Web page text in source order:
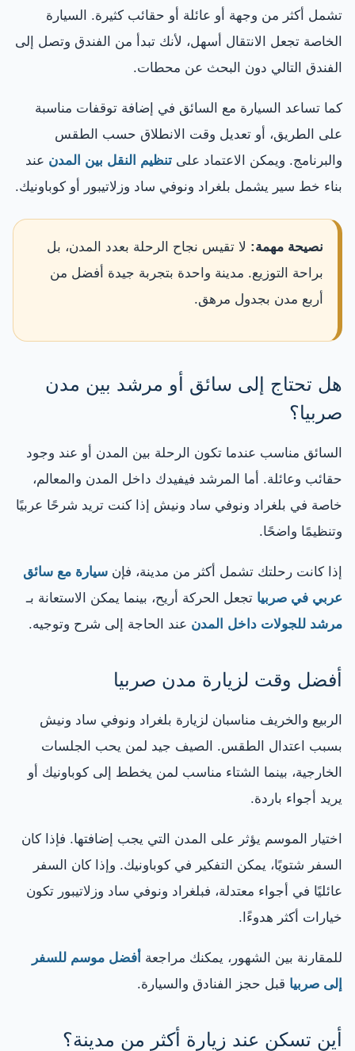
تشمل أكثر من وجهة أو عائلة أو حقائب كثيرة. السيارة
الخاصة تجعل الانتقال أسهل، لأنك تبدأ من الفندق وتصل إلى
الفندق التالي دون البحث عن محطات.
كما تساعد السيارة مع السائق في إضافة توقفات مناسبة
على الطريق، أو تعديل وقت الانطلاق حسب الطقس
والبرنامج. ويمكن الاعتماد على تنظيم النقل بين المدن عند
بناء خط سير يشمل بلغراد ونوفي ساد وزلاتيبور أو كوباونيك.
نصيحة مهمة: لا تقيس نجاح الرحلة بعدد المدن، بل
براحة التوزيع. مدينة واحدة بتجربة جيدة أفضل من
أربع مدن بجدول مرهق.
هل تحتاج إلى سائق أو مرشد بين مدن
صربيا؟
السائق مناسب عندما تكون الرحلة بين المدن أو عند وجود
حقائب وعائلة. أما المرشد فيفيدك داخل المدن والمعالم،
خاصة في بلغراد ونوفي ساد ونيش إذا كنت تريد شرحًا عربيًا
وتنظيمًا واضحًا.
إذا كانت رحلتك تشمل أكثر من مدينة، فإن سيارة مع سائق
عربي في صربيا تجعل الحركة أريح، بينما يمكن الاستعانة بـ
مرشد للجولات داخل المدن عند الحاجة إلى شرح وتوجيه.
أفضل وقت لزيارة مدن صربيا
الربيع والخريف مناسبان لزيارة بلغراد ونوفي ساد ونيش
بسبب اعتدال الطقس. الصيف جيد لمن يحب الجلسات
الخارجية، بينما الشتاء مناسب لمن يخطط إلى كوباونيك أو
يريد أجواء باردة.
اختيار الموسم يؤثر على المدن التي يجب إضافتها. فإذا كان
السفر شتويًا، يمكن التفكير في كوباونيك. وإذا كان السفر
عائليًا في أجواء معتدلة، فبلغراد ونوفي ساد وزلاتيبور تكون
خيارات أكثر هدوءًا.
للمقارنة بين الشهور، يمكنك مراجعة أفضل موسم للسفر
إلى صربيا قبل حجز الفنادق والسيارة.
أين تسكن عند زيارة أكثر من مدينة؟